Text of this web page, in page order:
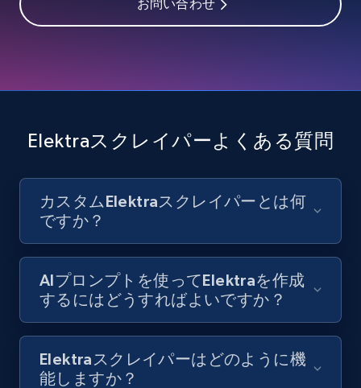
Youtube - Videos posts - Discover videos by
Youtube - Videos posts - Search videos by
keyword and then apply relevant video
Video length, Likes, Views, and more.
8K+ 713+ 無料トライアル
お問い合わせ
Elektraスクレイパーよくある質問
カスタムElektraスクレイパーとは何
ですか？
AIプロンプトを使ってElektraを作成
するにはどうすればよいですか？
Elektraスクレイパーはどのように機
能しますか？